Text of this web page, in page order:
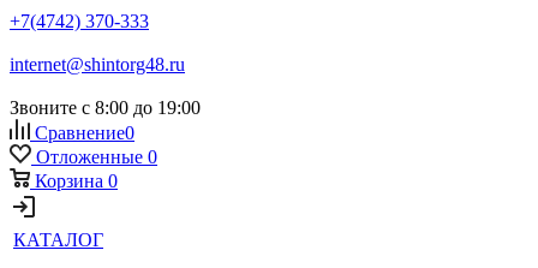
+7(4742) 370-333
internet@shintorg48.ru
Звоните с 8:00 до 19:00
Сравнение0
Отложенные 0
Корзина 0
КАТАЛОГ